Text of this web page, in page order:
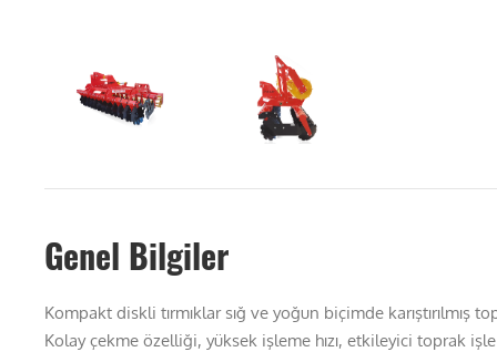
Genel Bilgiler
Kompakt diskli tırmıklar sığ ve yoğun biçimde karıştırılmış
Kolay çekme özelliği, yüksek işleme hızı, etkileyici toprak